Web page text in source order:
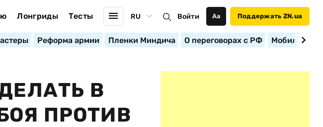
Лонгриды Тесты RU Войти Аа Поддержать ZN.ua
Реформа армии Пленки Миндича О переговорах с РФ
В
ПРОТИВ